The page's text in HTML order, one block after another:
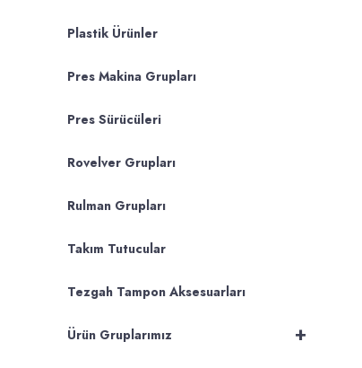
Plastik Ürünler
Pres Makina Grupları
Pres Sürücüleri
Rovelver Grupları
Rulman Grupları
Takım Tutucular
Tezgah Tampon Aksesuarları
+
Ürün Gruplarımız